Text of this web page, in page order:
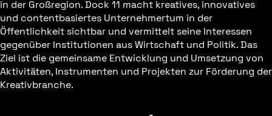
in der Großregion. Dock 11 macht kreatives, innovatives
und contentbasiertes Unternehmertum in der
Öffentlichkeit sichtbar und vermittelt seine Interessen
gegenüber Institutionen aus Wirtschaft und Politik. Das
Ziel ist die gemeinsame Entwicklung und Umsetzung von
Aktivitäten, Instrumenten und Projekten zur Förderung der
Kreativbranche.